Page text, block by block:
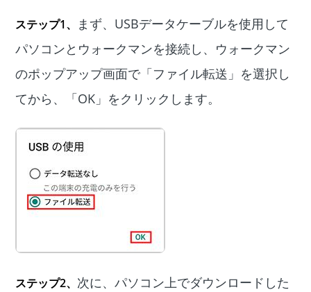
ステップ1、
まず、USBデータケーブルを使用して
パソコンとウォークマンを接続し、ウォークマン
のポップアップ画面で「ファイル転送」を選択し
てから、「OK」をクリックします。
ステップ2、 次に、パソコン上でダウンロードした